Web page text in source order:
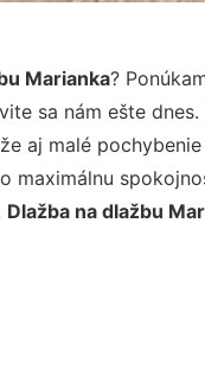
Marianka?
sa nám ešte
aj malé
maximálnu
Dlažba na dlažbu